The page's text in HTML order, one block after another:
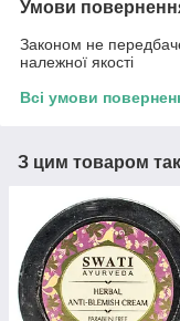
Умови
Законом не
належної якості
Всі умови
З цим товаром